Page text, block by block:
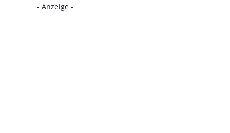
- Anzeige -